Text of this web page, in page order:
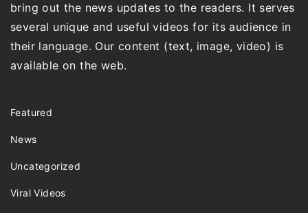
bring out the news updates to the readers. It serves
several unique and useful videos for its audience in
their language. Our content (text, image, video) is
available on the web.
Featured
News
Uncategorized
Viral Videos